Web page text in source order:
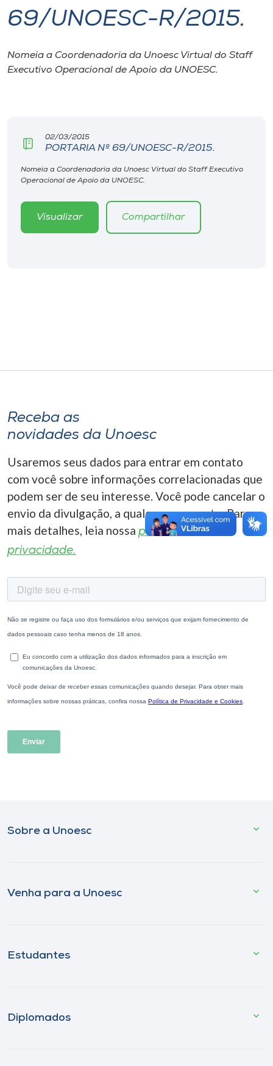
I.nova
Diplomados
CPA
Biblioteca
Editora
A-
69/UNOESC-R/2015.
Nomeia a Coordenadoria da Unoesc Virtual do Staff
Executivo Operacional de Apoio da UNOESC.
02/03/2015
PORTARIA Nº 69/UNOESC-R/2015.
Nomeia a Coordenadoria da Unoesc Virtual do Staff Executivo
Operacional de Apoio da UNOESC.
Visualizar Compartilhar
Receba as
novidades da Unoesc
Usaremos seus dados para entrar em contato
com você sobre informações correlacionadas que
podem ser de seu interesse. Você pode cancelar o
envio da divulgação, a qualquer momento. Para
mais detalhes, leia nossa política de
privacidade.
Sobre a Unoesc
Venha para a Unoesc
Estudantes
Diplomados